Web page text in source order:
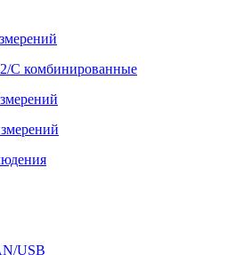
C комбинированные
USB